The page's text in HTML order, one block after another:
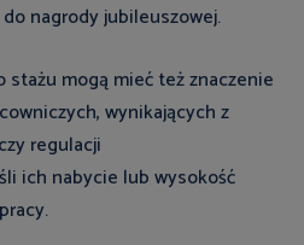
nagrody jubileuszowej.
stażu mogą mieć też znaczenie
wynikających z
regulacji
ich nabycie lub wysokość